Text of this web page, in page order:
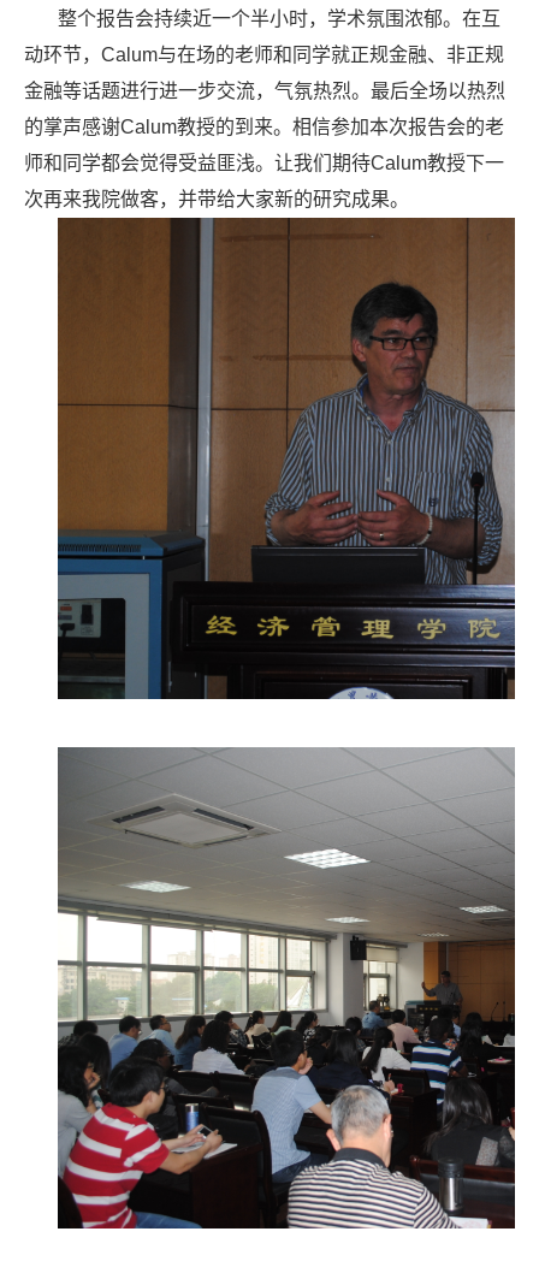
整个报告会持续近一个半小时，学术氛围浓郁。在互
动环节， Calum与在场的老师和同学就正规金融、非正规
金融等话题进行进一步交流，气氛热烈。最后全场以热烈
的掌声感谢Calum教授的到来。相信参加本次报告会的老
师和同学都会觉得受益匪浅。让我们期待Calum教授下一
次再来我院做客，并带给大家新的研究成果。